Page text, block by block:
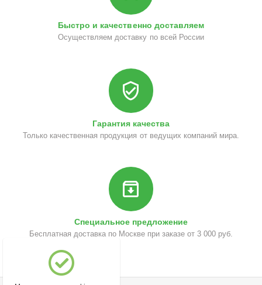
Быстро и качественно доставляем
Осуществляем доставку по всей России
Гарантия качества
Только качественная продукция от ведущих компаний мира.
Специальное предложение
Бесплатная доставка по Москве при заказе от 3 000 руб.